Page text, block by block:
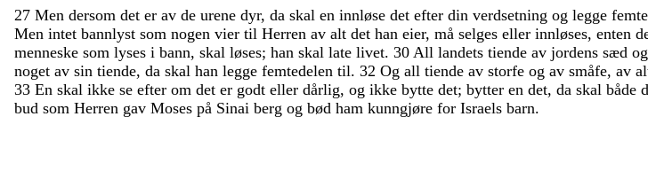
27 Men dersom det er av de urene dyr, da skal en innløse det efter din verdsetning og legge
Men intet bannlyst som nogen vier til Herren av alt det han eier, må selges eller innløses, enten
menneske som lyses i bann, skal løses; han skal late livet. 30 All landets tiende av jordens sæd og
noget av sin tiende, da skal han legge femtedelen til. 32 Og all tiende av storfe og av småfe, av
33 En skal ikke se efter om det er godt eller dårlig, og ikke bytte det; bytter en det, da skal både
bud som Herren gav Moses på Sinai berg og bød ham kunngjøre for Israels barn.